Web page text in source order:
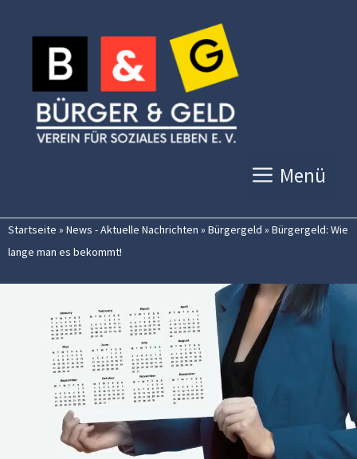
Inhalt
springen
Menü
Startseite » News - Aktuelle Nachrichten » Bürgergeld » Bürgergeld: Wie
lange man es bekommt!